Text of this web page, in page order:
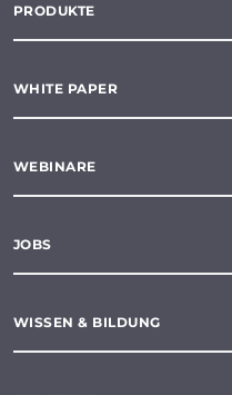
PRODUKTE
WHITE PAPER
WEBINARE
JOBS
WISSEN & BILDUNG